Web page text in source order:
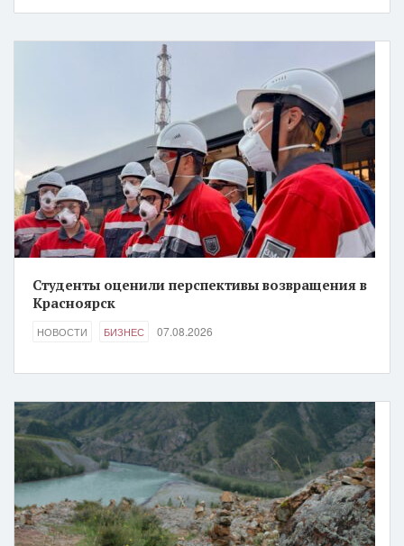
Студенты оценили перспективы возвращения в
Красноярск
НОВОСТИ БИЗНЕС 07.08.2026